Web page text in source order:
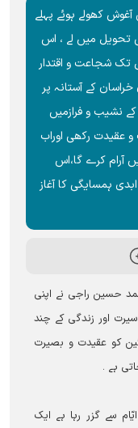
کھولے ہوئے پہلے
تحویل میں لے ، اس
تک شجاعت و اقتدار
کے آستانہ پر
نشیب و فرازمیں
عقیدت رکھی اوراب
آرام کرے گا،اس
ہمسایگی کا آغاز
حسین راجی نے اپنی
اور زندگی کے چند
کو عقیدت و بصیرت
ہے ۔
سے گزر رہا ہے ایک